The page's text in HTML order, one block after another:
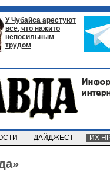
У Чубайса арестуют
все, что нажито
непосильным
трудом
ДАЙДЖЕСТ ИХ